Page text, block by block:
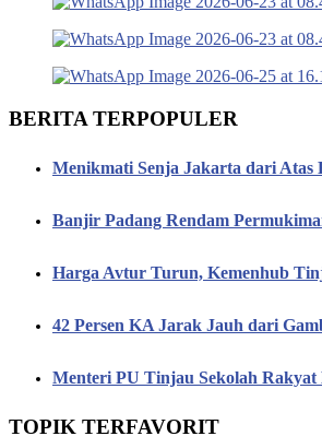
BERITA TERPOPULER
Menikmati Senja Jakarta dari Atas
Banjir Padang Rendam
Harga Avtur Turun, Kemenhub
42 Persen KA Jarak Jauh dari
Menteri PU Tinjau Sekolah
TOPIK TERFAVORIT